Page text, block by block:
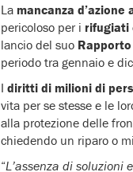
La mancanza
pericoloso per i rifugiati
lancio del suo
periodo tra gennaio e
I diritti di milioni di
vita per se stesse e le
alla protezione delle
chiedendo un riparo o
“L’assenza di